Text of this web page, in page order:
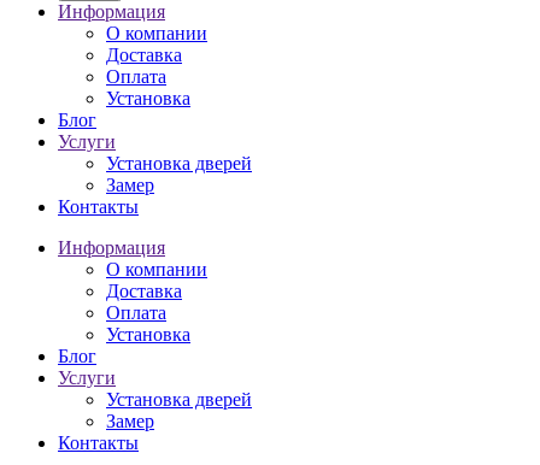
Информация
О компании
Доставка
Оплата
Установка
Блог
Услуги
Установка дверей
Замер
Контакты
Информация
О компании
Доставка
Оплата
Установка
Блог
Услуги
Установка дверей
Замер
Контакты